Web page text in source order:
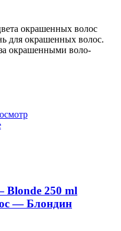
окрашенных волос
для окрашенных волос.
окрашенными воло-
Blonde 250 ml
— Блондин